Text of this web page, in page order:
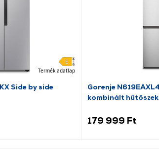
Termék adatlap
Side by side
Gorenje
kombinált
179 999 Ft